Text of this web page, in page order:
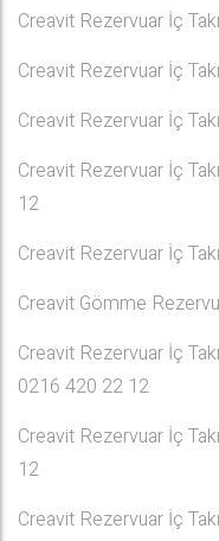
Creavit Rezervuar İç
Creavit Rezervuar İç
Creavit Rezervuar İç
Creavit Rezervuar İç
12
Creavit Rezervuar İç
Creavit Gömme
Creavit Rezervuar İç
0216 420 22 12
Creavit Rezervuar İç
12
Creavit Rezervuar İç